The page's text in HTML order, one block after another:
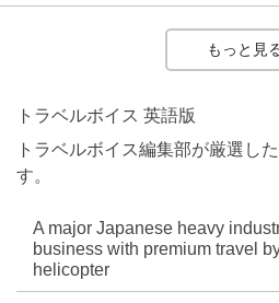
もっと見
トラベルボイス 英語版
トラベルボイス編集部が厳選し
す。
A major Japanese heavy
business with premium travel
helicopter